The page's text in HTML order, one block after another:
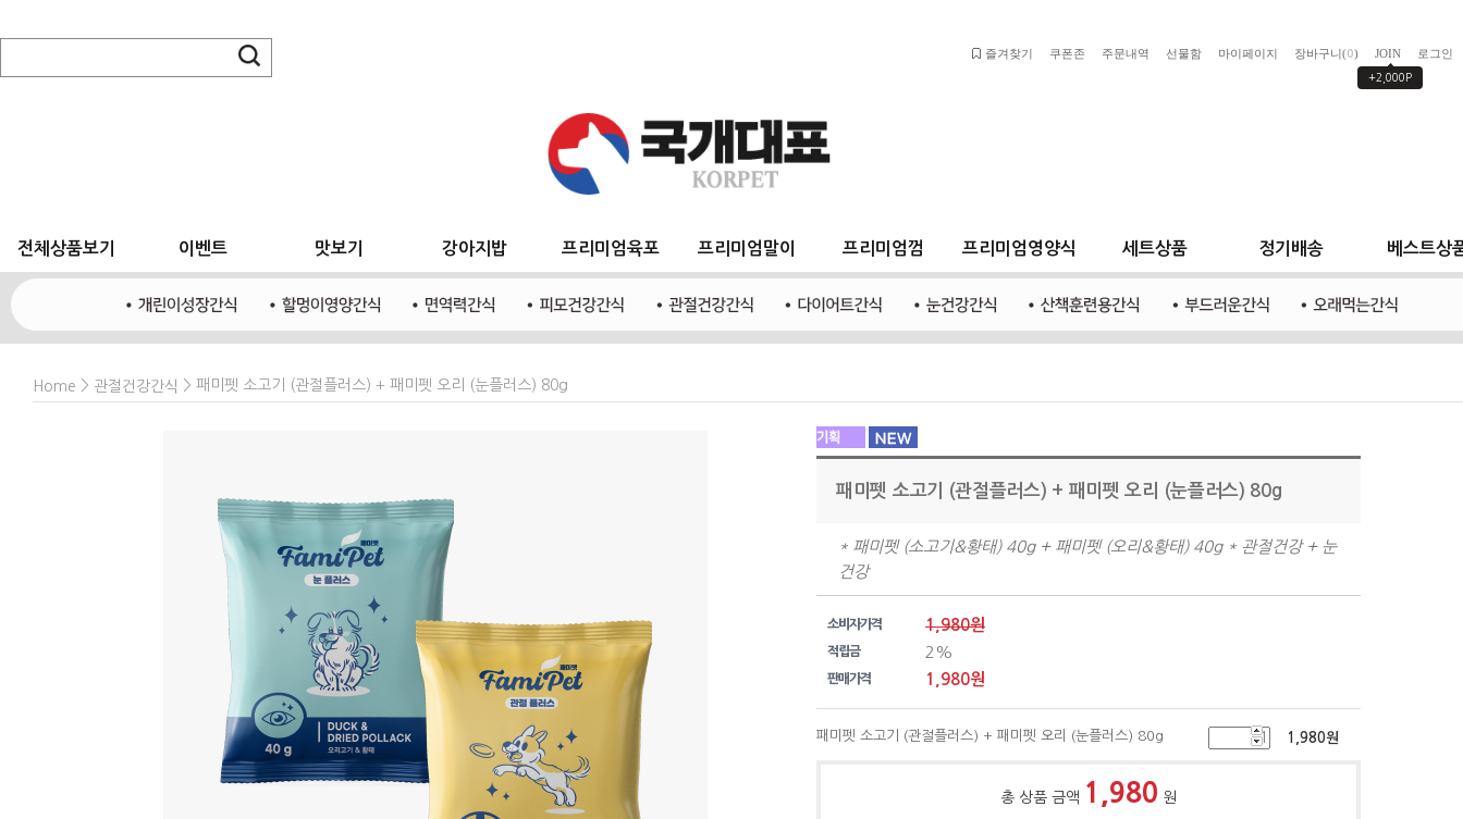
로그인
JOIN
+2,000P
장바구니(0)
마이페이지
선물함
주문내역
쿠폰존
즐겨찾기
전체상품보기 이벤트 맛보기 강아지밥 프리미엄육포 프리미엄말이 프리미엄껌 프리미엄영양식 세트상품 정기배송 베스트상
Home > 관절건강간식 > 패미펫 소고기 (관절플러스) + 패미펫 오리 (눈플러스) 80g
패미펫 소고기 (관절플러스) + 패미펫 오리 (눈플러스) 80g
* 패미펫 (소고기&황태) 40g + 패미펫 (오리&황태) 40g * 관절건강 + 눈
건강
소비자가격 1,980원
적립금 2%
판매가격 1,980원
패미펫 소고기 (관절플러스) + 패미펫 오리 (눈플러스) 80g 1,980원
총 상품 금액 1,980 원